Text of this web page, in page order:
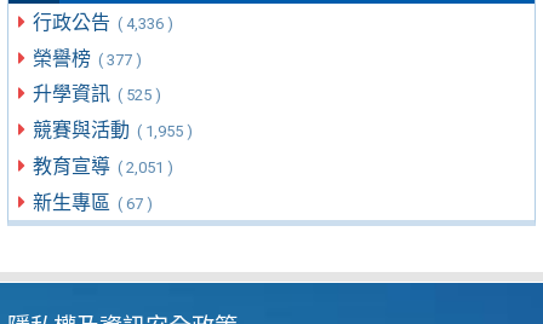
行政公告 ( 4,336 )
榮譽榜 ( 377 )
升學資訊 ( 525 )
競賽與活動 ( 1,955 )
教育宣導 ( 2,051 )
新生專區 ( 67 )